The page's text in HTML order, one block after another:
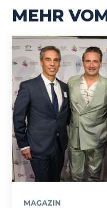
MEHR
MAGAZIN